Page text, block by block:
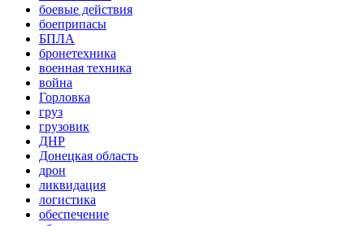
боевые действия
боеприпасы
БПЛА
бронетехника
военная техника
война
Горловка
груз
грузовик
ДНР
Донецкая область
дрон
ликвидация
логистика
обеспечение